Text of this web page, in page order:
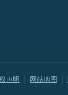
声明 网站地图